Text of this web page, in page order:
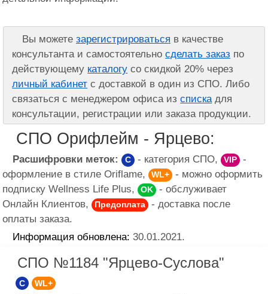
Вы можетезарегистрироваться в качестве
консультанта и самостоятельносделать заказ по
действующему каталогу со скидкой 20% через
личный кабинет с доставкой в один из СПО. Либо
связаться с менеджером офиса изспискадля
консультации, регистрации или заказа продукции.
СПО Орифлейм - Ярцево:
Расшифровки меток: C - категория СПО, VIP
-
оформление в стиле Oriflame, WL+
- можно оформить
подписку Wellness Life Plus, OK
- обслуживает
Онлайн Клиентов, Предоплата
- доставка после
оплаты заказа.
Информация обновлена: 30.01.2021.
СПО №1184 "Ярцево-Суслова"
C WL+